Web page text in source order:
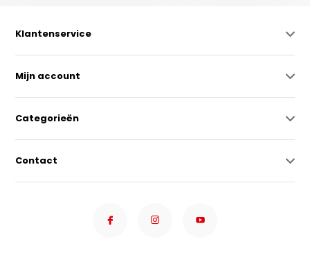
Klantenservice
Mijn account
Categorieën
Contact